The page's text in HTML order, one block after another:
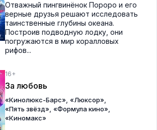
Отважный пингвинёнок Пороро и его
верные друзья решают исследовать
таинственные глубины океана.
Построив подводную лодку, они
погружаются в мир коралловых
рифов...
16+
За любовь
«Кинолюкс-Барс», «Люксор»,
«Пять звёзд», «Формула кино»,
«Киномакс»